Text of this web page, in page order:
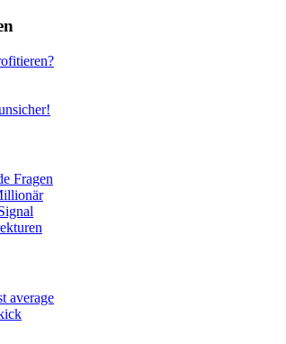
Fragen
average